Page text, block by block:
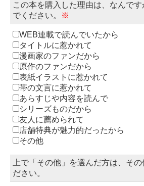
この本を購入した理由は、なんで
でください。
※
WEB連載で読んでいたから
タイトルに惹かれて
漫画家のファンだから
原作のファンだから
表紙イラストに惹かれて
帯の文言に惹かれて
あらすじや内容を読んで
シリーズものだから
友人に薦められて
店舗特典が魅力的だったから
その他
上で「その他」を選んだ方は、そ
ださい。